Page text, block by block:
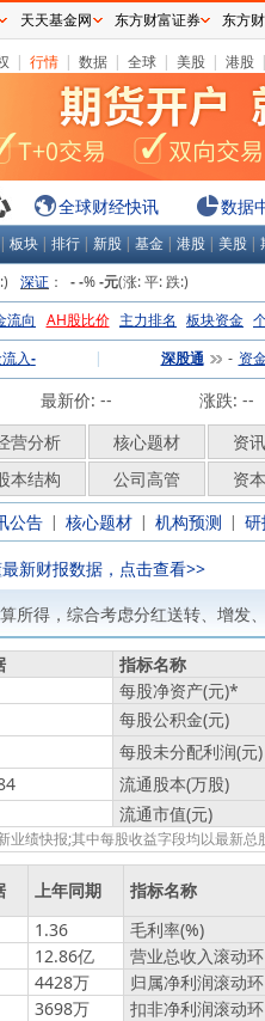
| 行情 | 数据 | 全球 | 美股 | 港股
全球财经快讯 数据
| 板块 | 排行 | 新股 | 基金 | 港股 | 美股 |
) 深证 ： - -% -元(涨:平:跌:)
流向 AH股比价 主力排名 板块资金
入- | 深股通 - 资
最新价: -- 涨跌: --
营分析 核心题材
资
本结构 公司高管
资
公告 | 核心题材 | 机构预测 |
新财报数据，点击查看>>
所得，综合考虑分红送转、增发
指标名称
每股净资产(元)*
每股公积金(元)
每股未分配利润(元)
流通股本(万股)
流通市值(元)
业绩快报;其中每股收益字段均以最新
上年同期
指标名称
1.36
毛利率(%)
12.86亿
营业总收入滚动
4428万
归属净利润滚动
3698万 扣非净利润滚动
天天基金网 东方财富证券 东方